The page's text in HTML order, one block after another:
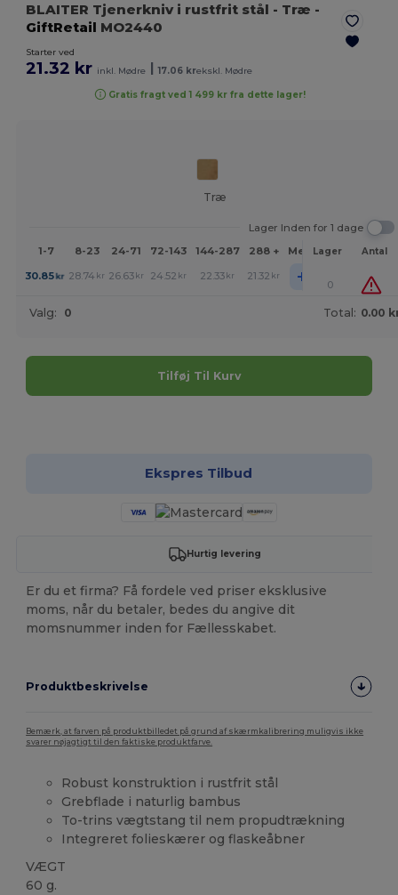
BLAITER Tjenerkniv i rustfrit stål - Træ -
GiftRetail MO2440
Starter ved
21.32 kr inkl. Mødre 17.06 krekskl. Mødre
Gratis fragt ved 1 499 kr fra dette lager!
Træ
Lager Inden for 1 dage
1-7
8-23 24-71 72-143 144-287 288 + MereLager Antal
30.85kr 28.74 kr 26.63 kr 24.52 kr 22.33 kr 21.32 kr + 0
Valg: 0 Total: 0.00
Tilføj Til Kurv
Ekspres Tilbud
Hurtig levering
Er du et firma? Få fordele ved priser eksklusive
moms, når du betaler, bedes du angive dit
momsnummer inden for Fællesskabet.
Produktbeskrivelse
Bemærk, at farven på produktbilledet på grund af skærmkalibrering muligvis ikke
svarer nøjagtigt til den faktiske produktfarve.
Robust konstruktion i rustfrit stål
Grebflade i naturlig bambus
To-trins vægtstang til nem propudtrækning
Integreret folieskærer og flaskeåbner
VÆGT
60 g.